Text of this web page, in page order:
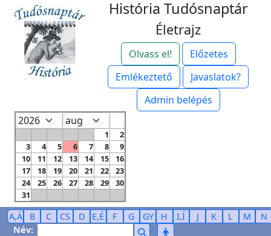
História Tudósnaptár
Életrajz
Olvass el!
Előzetes
Emlékeztető
Javaslatok?
Admin belépés
1
2
3
4 5 6 7 8
9
10
11 12 13 14 15
16
17
18 19 20 21 22
23
24
25 26 27 28 29
30
31
A,Á B C CS D E,É F G GY H I,Í J K L M
N
Név: